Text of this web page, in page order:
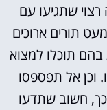
שתגיעו עם
תורים ארוכים
תוכלו למצוא
וכן אל תפספסו
חשוב שתדעו